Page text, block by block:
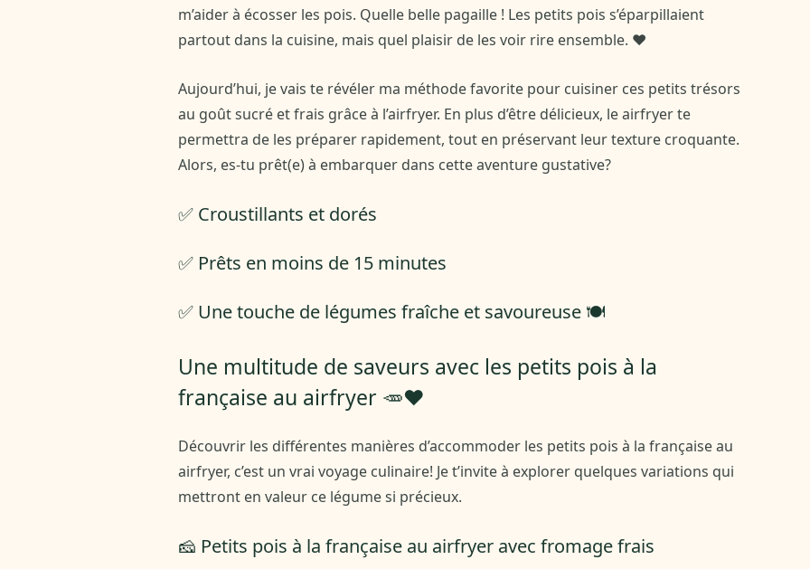
m’aider à écosser les pois. Quelle belle pagaille ! Les petits pois s’éparpillaient
partout dans la cuisine, mais quel plaisir de les voir rire ensemble. ❤️
Aujourd’hui, je vais te révéler ma méthode favorite pour cuisiner ces petits trésors
au goût sucré et frais grâce à l’airfryer. En plus d’être délicieux, le airfryer te
permettra de les préparer rapidement, tout en préservant leur texture croquante.
Alors, es-tu prêt(e) à embarquer dans cette aventure gustative?
✅ Croustillants et dorés
✅ Prêts en moins de 15 minutes
✅ Une touche de légumes fraîche et savoureuse 🍽️
Une multitude de saveurs avec les petits pois à la
française au airfryer 🥕❤️
Découvrir les différentes manières d’accommoder les petits pois à la française au
airfryer, c’est un vrai voyage culinaire! Je t’invite à explorer quelques variations qui
mettront en valeur ce légume si précieux.
🧀 Petits pois à la française au airfryer avec fromage frais